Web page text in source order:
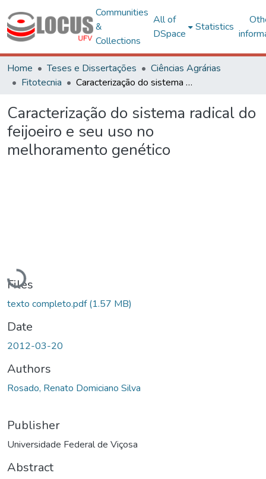
Communities
&
Collections
All of
DSpace
Statistics
Home Teses e Dissertações
Ciências Agrárias
Fitotecnia
Caracterização do sistema radical do feijoeiro e seu uso no melhoramento genético
Caracterização do sistema radical do
feijoeiro e seu uso no
melhoramento genético
Loading...
Files
texto completo.pdf(1.57 MB)
Date
2012-03-20
Authors
Rosado, Renato Domiciano Silva
Publisher
Universidade Federal de Viçosa
Abstract